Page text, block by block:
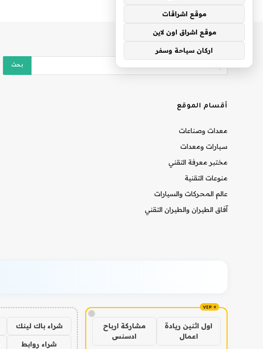
أقسام الموقع
معدات وصناعات
سيارات ومعدات
مختبر معرفة التقني
منوعات التقنية
عالم المحركات والسيارات
آفاق الطيران والطيران التقني
!
اول اثنين ريادة
اعمال
مشاركة ارباح
ادسنس
شراء باك لينك
شراء روابط
موقع اشراقات
موقع اشراق اون لاين
اركان سياحة وسفر